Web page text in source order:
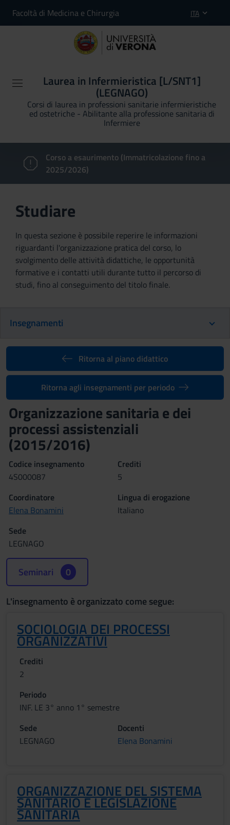
Facoltà di Medicina e Chirurgia ITA
Laurea in Infermieristica [L/SNT1]
(LEGNAGO)
Corsi di laurea in professioni sanitarie infermieristiche
ed ostetriche - Abilitante alla professione sanitaria di
Infermiere
Corso a esaurimento (Immatricolazione fino a
2025/2026)
Studiare
In questa sezione è possibile reperire le informazioni
riguardanti l'organizzazione pratica del corso, lo
svolgimento delle attività didattiche, le opportunità
formative e i contatti utili durante tutto il percorso di
studi, fino al conseguimento del titolo finale.
Insegnamenti
Ritorna al piano didattico
Ritorna agli insegnamenti per periodo
Organizzazione sanitaria e dei
processi assistenziali
(2015/2016)
Codice insegnamento
4S000087
Crediti
5
Coordinatore
Elena Bonamini
Lingua di erogazione
Italiano
Sede
LEGNAGO
Seminari 0
L'insegnamento è organizzato come segue:
SOCIOLOGIA DEI PROCESSI
ORGANIZZATIVI
Crediti
2
Periodo
INF. LE 3° anno 1° semestre
Sede
LEGNAGO
Docenti
Elena Bonamini
ORGANIZZAZIONE DEL SISTEMA
SANITARIO E LEGISLAZIONE
SANITARIA